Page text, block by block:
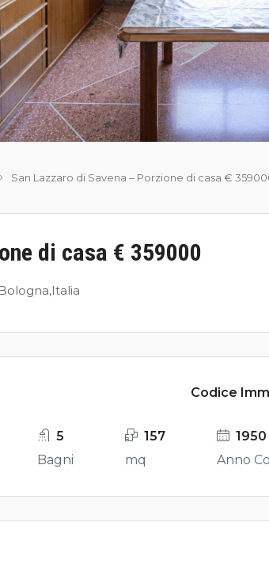
San Lazzaro di Savena – Porzione di casa €
di casa € 359000
Codice
5
Bagni
157
mq
1950
Anno